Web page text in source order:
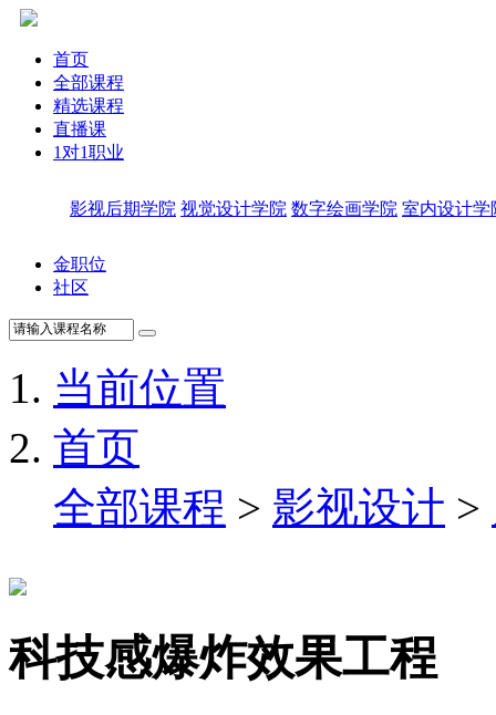
首页
全部课程
精选课程
直播课
1对1职业
影视后期学院 视觉设计学院 数字绘画学院 室内设计学
金职位
社区
当前位置
首页
全部课程 > 影视设计 >
科技感爆炸效果工程